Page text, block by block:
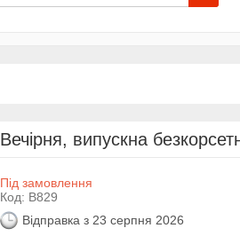
Вечірня, випускна
Під замовлення
Код: В829
Відправка з 23 серпня 2026